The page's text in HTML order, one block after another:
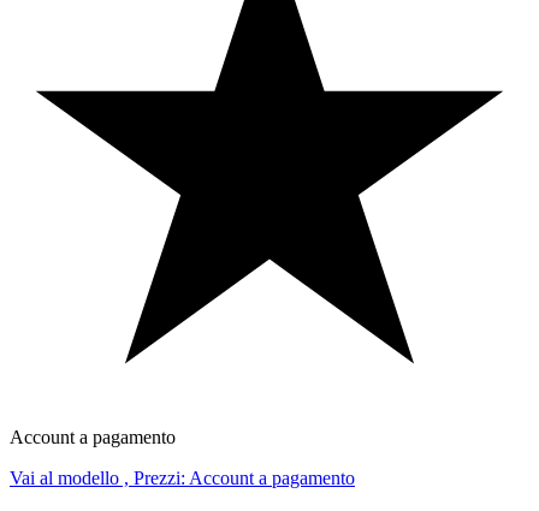
Account a pagamento
Vai al modello , Prezzi: Account a pagamento